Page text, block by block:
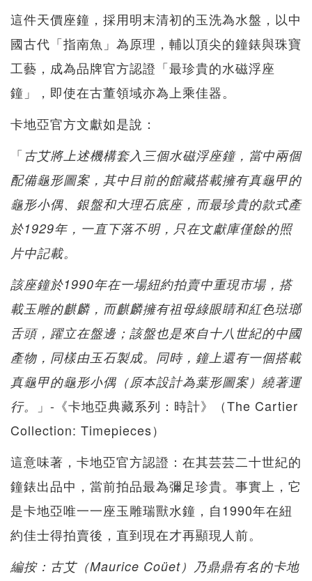
這件天價座鐘，採用明末清初的玉洗為水盤，以中
國古代「指南魚」為原理，輔以頂尖的鐘錶與珠寶
工藝，成為品牌官方認證「最珍貴的水磁浮座
鐘」，即使在古董領域亦為上乘佳器。
卡地亞官方文獻如是說：
「 古艾將上述機構套入三個水磁浮座鐘，當中兩個
配備龜形圖案，其中目前的館藏搭載擁有真龜甲的
龜形小偶、銀盤和大理石底座，而最珍貴的款式產
於1929年，一直下落不明，只在文獻庫僅餘的照
片中記載。
該座鐘於1990年在一場紐約拍賣中重現市場，搭
載玉雕的麒麟，而麒麟擁有祖母綠眼睛和紅色琺瑯
舌頭，躍立在盤邊；該盤也是來自十八世紀的中國
產物，同樣由玉石製成。同時，鐘上還有一個搭載
真龜甲的龜形小偶（原本設計為葉形圖案）繞著運
行。
」-《卡地亞典藏系列：時計》（The Cartier
Collection: Timepieces）
這意味著，卡地亞官方認證：在其芸芸二十世紀的
鐘錶出品中，當前拍品最為彌足珍貴。事實上，它
是卡地亞唯一一座玉雕瑞獸水鐘，自1990年在紐
約佳士得拍賣後，直到現在才再顯現人前。
編按：古艾（Maurice Coüet）乃鼎鼎有名的卡地